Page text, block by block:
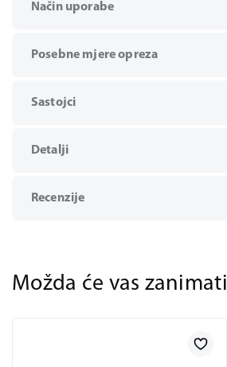
Način uporabe
Posebne mjere opreza
Sastojci
Detalji
Recenzije
Možda će vas zanimati